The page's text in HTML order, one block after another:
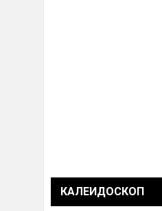
КАЛЕИДОСКОП